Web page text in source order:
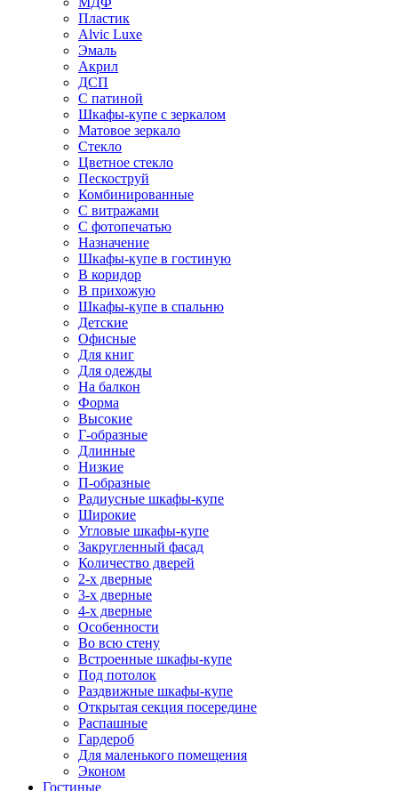
Пластик
Alvic Luxe
Эмаль
Акрил
ДСП
С патиной
Шкафы-купе с зеркалом
Матовое зеркало
Стекло
Цветное стекло
Пескоструй
Комбинированные
С витражами
С фотопечатью
Назначение
Шкафы-купе в гостиную
В коридор
В прихожую
Шкафы-купе в спальню
Детские
Офисные
Для книг
Для одежды
На балкон
Форма
Высокие
Г-образные
Длинные
Низкие
П-образные
Радиусные шкафы-купе
Широкие
Угловые шкафы-купе
Закругленный фасад
Количество дверей
2-х дверные
3-х дверные
4-х дверные
Особенности
Во всю стену
Встроенные шкафы-купе
Под потолок
Раздвижные шкафы-купе
Открытая секция посередине
Распашные
Гардероб
Для маленького помещения
Эконом
Гостиные